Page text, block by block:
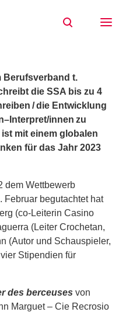
Berufsverband t.
die SSA bis zu 4
/ die Entwicklung
innen zu
mit einem globalen
für das Jahr 2023
dem Wettbewerb
Februar begutachtet hat
(co-Leiterin Casino
(Leiter Crochetan,
(Autor und Schauspieler,
Stipendien für
des berceuses von
Marguet – Cie Recrosio